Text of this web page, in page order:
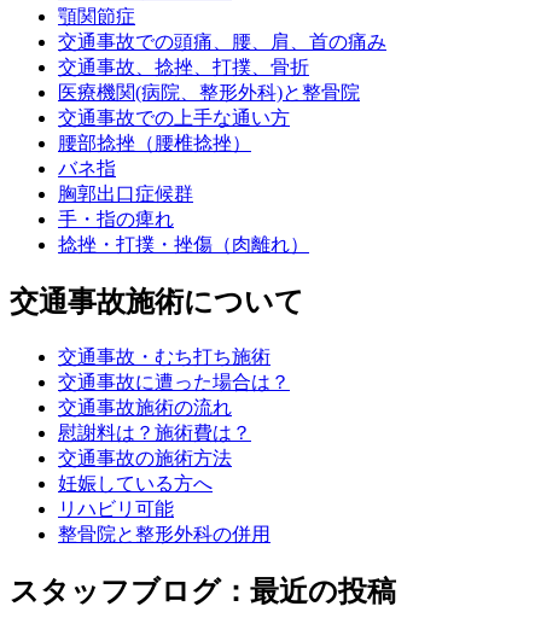
顎関節症
交通事故での頭痛、腰、肩、首の痛み
交通事故、捻挫、打撲、骨折
医療機関(病院、整形外科)と整骨院
交通事故での上手な通い方
腰部捻挫（腰椎捻挫）
バネ指
胸郭出口症候群
手・指の痺れ
捻挫・打撲・挫傷（肉離れ）
交通事故施術について
交通事故・むち打ち施術
交通事故に遭った場合は？
交通事故施術の流れ
慰謝料は？施術費は？
交通事故の施術方法
妊娠している方へ
リハビリ可能
整骨院と整形外科の併用
スタッフブログ：最近の投稿